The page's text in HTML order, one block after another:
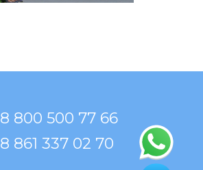
8 800 500 77 66
8 861 337 02 70